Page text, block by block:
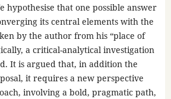
hypothesise that one possible answer
its central elements with the
by the author from his “place of
a critical-analytical investigation
It is argued that, in addition the
it requires a new perspective
involving a bold, pragmatic path,